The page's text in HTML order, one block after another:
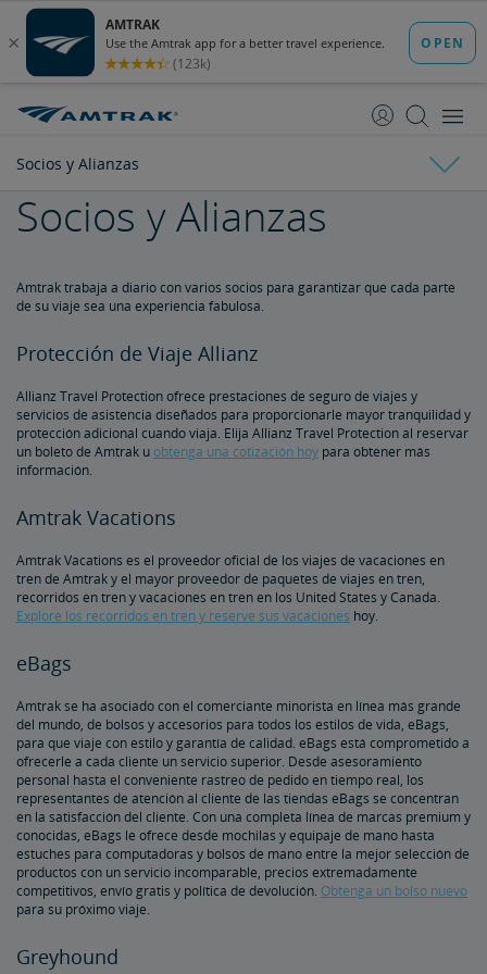
Contenido
Navegación
Socios y Alianzas
Datos de Amtrak
Asuntos de Gobierno
Testimonios ante el Congreso
Informes y Documentos
Archivo de Documentos
Demoras por Trenes de Carga
Proyecto de infraestructura de acceso a Penn Station
Great American Stations
El Departamento de Policía de Amtrak
FOIA
Instrucciones para Enviar una Solicitud FOIA
Centro de Asesoramiento para Agentes de Viajes
Agente de viajes corporativos
Cambios y Reintegros
Envíe un Elogio a un Empleado
Socios y Alianzas
Oportunidades de Adquisición de Amtrak
Socios y Alianzas
Amtrak trabaja a diario con varios socios para garantizar que cada parte
de su viaje sea una experiencia fabulosa.
Protección de Viaje Allianz ​​​​​
Allianz Travel Protection ofrece prestaciones de seguro de viajes y
servicios de asistencia diseñados para proporcionarle mayor tranquilidad y
protección adicional cuando viaja. Elija Allianz Travel Protection al reservar
un boleto de Amtrak u obtenga una cotización hoy para obtener más
información.
Amtrak Vacations
Amtrak Vacations es el proveedor oficial de los viajes de vacaciones en
tren de Amtrak y el mayor proveedor de paquetes de viajes en tren,
recorridos en tren y vacaciones en tren en los United States y Canada.
Explore los recorridos en tren y reserve sus vacaciones hoy.
eBags
Amtrak se ha asociado con el comerciante minorista en línea más grande
del mundo, de bolsos y accesorios para todos los estilos de vida, eBags,
para que viaje con estilo y garantía de calidad. eBags está comprometido a
ofrecerle a cada cliente un servicio superior. Desde asesoramiento
personal hasta el conveniente rastreo de pedido en tiempo real, los
representantes de atención al cliente de las tiendas eBags se concentran
en la satisfacción del cliente. Con una completa línea de marcas premium y
conocidas, eBags le ofrece desde mochilas y equipaje de mano hasta
estuches para computadoras y bolsos de mano entre la mejor selección de
productos con un servicio incomparable, precios extremadamente
competitivos, envío gratis y política de devolución. Obtenga un bolso nuevo
para su próximo viaje.
Greyhound